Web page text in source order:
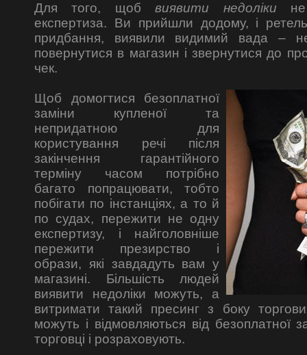
Для того, щобвиявити недоліки не
експертиза. Ви прийшли додому, і
придбання, виявили видимий вада –
повернутися в магазин і звернутися до
чек.
Щоб домогтися безоплатної
заміни купленої та
непридатною для
користування речі після
закінчення гарантійного
терміну часом потрібно
багато попрацювати, тобто
побігати по інстанціях, а то й
по судах, пережити не одну
експертизу, і найголовніше
пережити презирство і
образи, які завдадуть вам у
магазині. Більшість людей
виявити недоліки можуть, а
витримати такий пресинг з боку
можуть і відмовляються від безоплатної
торговці і розраховують.